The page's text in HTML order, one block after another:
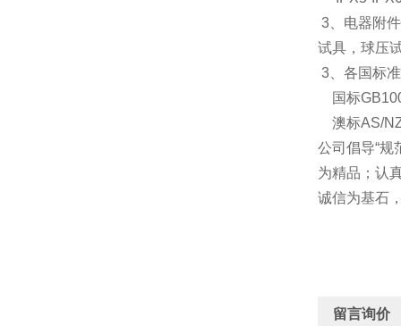
3、电器附
试具，球压
3、各国标
国标
澳标AS/
公司倡导“
为精品；认
诚信为基石
留言询价